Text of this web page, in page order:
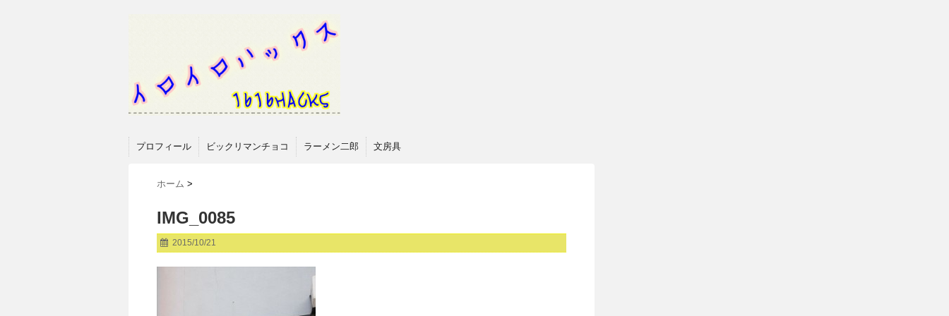
プロフィール ビックリマンチョコ ラーメン二郎 文房具
ホーム >
IMG_0085
2015/10/21